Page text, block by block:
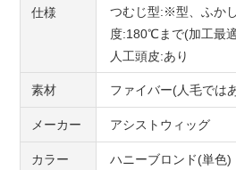
仕様
つむじ型:※型、ふか
度:180℃まで(加工最
人工頭皮:あり
素材 ファイバー(人毛では
メーカー アシストウィッグ
カラー ハニーブロンド(単色)